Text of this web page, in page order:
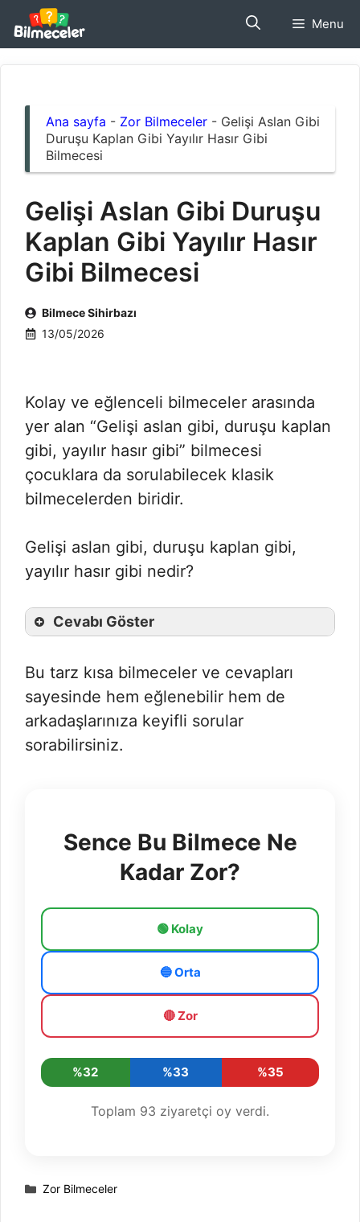
İçeriğe
atla
Menu
Ana sayfa - Zor Bilmeceler - Gelişi Aslan Gibi
Duruşu Kaplan Gibi Yayılır Hasır Gibi
Bilmecesi
Gelişi Aslan Gibi Duruşu
Kaplan Gibi Yayılır Hasır
Gibi Bilmecesi
Bilmece Sihirbazı
13/05/2026
Kolay ve eğlenceli bilmeceler arasında
yer alan “Gelişi aslan gibi, duruşu kaplan
gibi, yayılır hasır gibi” bilmecesi
çocuklara da sorulabilecek klasik
bilmecelerden biridir.
Gelişi aslan gibi, duruşu kaplan gibi,
yayılır hasır gibi nedir?
Cevabı Göster
Bu tarz kısa bilmeceler ve cevapları
sayesinde hem eğlenebilir hem de
arkadaşlarınıza keyifli sorular
sorabilirsiniz.
Sence Bu Bilmece Ne
Kadar Zor?
🟢 Kolay
🔵 Orta
🔴 Zor
%32 %33 %35
Toplam 93 ziyaretçi oy verdi.
Kategoriler
Zor Bilmeceler